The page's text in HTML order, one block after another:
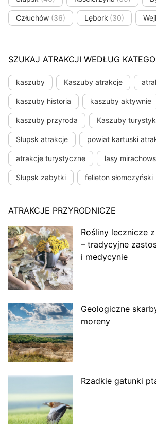
Człuchów (36) Lębork (30)
SZUKAJ ATRAKCJI WEDŁUG
kaszuby Kaszuby atrakcje
kaszuby historia kaszuby aktywnie
kaszuby przyroda Kaszuby
Słupsk atrakcje powiat kartuski
atrakcje turystyczne lasy
Słupsk zabytki felieton słomczyński
ATRAKCJE PRZYRODNICZE
Rośliny lecznicze
– tradycyjne
i medycynie
Geologiczne
moreny
Rzadkie gatunki